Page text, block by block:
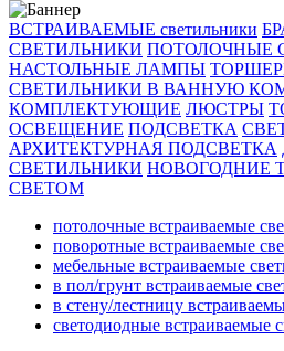
ВСТРАИВАЕМЫЕ светильники
СВЕТИЛЬНИКИ ПОТОЛОЧНЫЕ
НАСТОЛЬНЫЕ ЛАМПЫ
СВЕТИЛЬНИКИ В ВАННУЮ
КОМПЛЕКТУЮЩИЕ ЛЮСТРЫ
ОСВЕЩЕНИЕ ПОДСВЕТКА
АРХИТЕКТУРНАЯ ПОДСВЕТКА
СВЕТИЛЬНИКИ НОВОГОДНИЕ
СВЕТОМ
потолочные встраиваемые
поворотные встраиваемые
мебельные встраиваемые
в пол/грунт встраиваемые
в стену/лестницу
светодиодные встраиваемые